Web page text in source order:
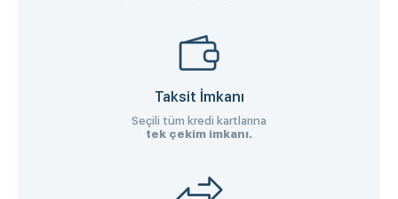
Taksit İmkanı
Seçili tüm kredi kartlarına
tek çekim imkanı.